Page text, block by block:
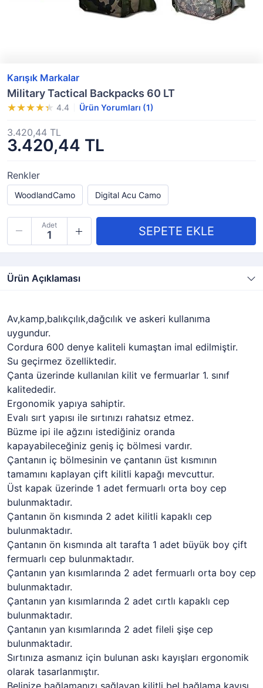
Karışık Markalar
Military Tactical Backpacks 60 LT
4.4 Ürün Yorumları (1)
3.420,44 TL
3.420,44 TL
Renkler
WoodlandCamo Digital Acu Camo
Adet
Ürün Açıklaması
Av,kamp,balıkçılık,dağcılık ve askeri kullanıma
uygundur.
Cordura 600 denye kaliteli kumaştan imal edilmiştir.
Su geçirmez özelliktedir.
Çanta üzerinde kullanılan kilit ve fermuarlar 1. sınıf
kalitededir.
Ergonomik yapıya sahiptir.
Evalı sırt yapısı ile sırtınızı rahatsız etmez.
Büzme ipi ile ağzını istediğiniz oranda
kapayabileceğiniz geniş iç bölmesi vardır.
Çantanın iç bölmesinin ve çantanın üst kısmının
tamamını kaplayan çift kilitli kapağı mevcuttur.
Üst kapak üzerinde 1 adet fermuarlı orta boy cep
bulunmaktadır.
Çantanın ön kısmında 2 adet kilitli kapaklı cep
bulunmaktadır.
Çantanın ön kısmında alt tarafta 1 adet büyük boy çift
fermuarlı cep bulunmaktadır.
Çantanın yan kısımlarında 2 adet fermuarlı orta boy cep
bulunmaktadır.
Çantanın yan kısımlarında 2 adet cırtlı kapaklı cep
bulunmaktadır.
Çantanın yan kısımlarında 2 adet fileli şişe cep
bulunmaktadır.
Sırtınıza asmanız için bulunan askı kayışları ergonomik
olarak tasarlanmıştır.
Belinize bağlamanızı sağlayan kilitli bel bağlama kayışı